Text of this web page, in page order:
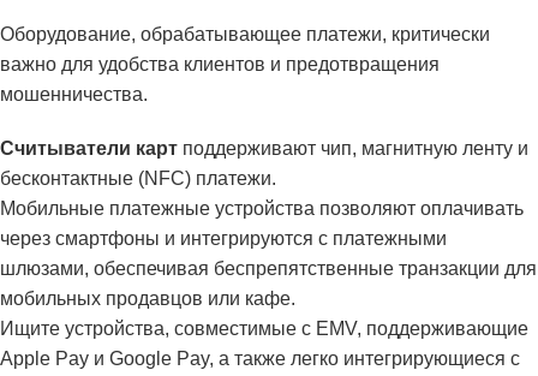
Оборудование, обрабатывающее платежи, критически
важно для удобства клиентов и предотвращения
мошенничества.
Считыватели карт поддерживают чип, магнитную ленту и
бесконтактные (NFC) платежи.
Мобильные платежные устройства позволяют оплачивать
через смартфоны и интегрируются с платежными
шлюзами, обеспечивая беспрепятственные транзакции для
мобильных продавцов или кафе.
Ищите устройства, совместимые с EMV, поддерживающие
Apple Pay и Google Pay, а также легко интегрирующиеся с